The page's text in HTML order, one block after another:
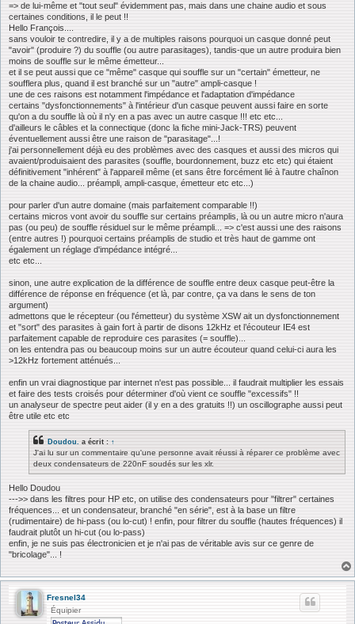
=> de lui-même et "tout seul" évidemment pas, mais dans une chaine audio et sous
certaines conditions, il le peut !!
Hello François....
sans vouloir te contredire, il y a de multiples raisons pourquoi un casque donné peut
"avoir" (produire ?) du souffle (ou autre parasitages), tandis-que un autre produira bien
moins de souffle sur le même émetteur...
et il se peut aussi que ce "même" casque qui souffle sur un "certain" émetteur, ne
soufflera plus, quand il est branché sur un "autre" ampli-casque !
une de ces raisons est notamment l'impédance et l'adaptation d'impédance
certains "dysfonctionnements" à l'intérieur d'un casque peuvent aussi faire en sorte
qu'on a du souffle là où il n'y en a pas avec un autre casque !!! etc etc...
d'ailleurs le câbles et la connectique (donc la fiche mini-Jack-TRS) peuvent
éventuellement aussi être une raison de "parasitage"...!
j'ai personnellement déjà eu des problèmes avec des casques et aussi des micros qui
avaient/produisaient des parasites (souffle, bourdonnement, buzz etc etc) qui étaient
définitivement "inhérent" à l'appareil même (et sans être forcément lié à l'autre chaînon
de la chaine audio... préampli, ampli-casque, émetteur etc etc...)
pour parler d'un autre domaine (mais parfaitement comparable !!)
certains micros vont avoir du souffle sur certains préamplis, là ou un autre micro n'aura
pas (ou peu) de souffle résiduel sur le même préampli... => c'est aussi une des raisons
(entre autres !) pourquoi certains préamplis de studio et très haut de gamme ont
également un réglage d'impédance intégré...
etc etc...
sinon, une autre explication de la différence de souffle entre deux casque peut-être la
différence de réponse en fréquence (et là, par contre, ça va dans le sens de ton
argument)
admettons que le récepteur (ou l'émetteur) du système XSW ait un dysfonctionnement
et "sort" des parasites à gain fort à partir de disons 12kHz et l’écouteur IE4 est
parfaitement capable de reproduire ces parasites (= souffle)...
on les entendra pas ou beaucoup moins sur un autre écouteur quand celui-ci aura les
>12kHz fortement atténués...
enfin un vrai diagnostique par internet n'est pas possible... il faudrait multiplier les essais
et faire des tests croisés pour déterminer d'où vient ce souffle "excessifs" !!
un analyseur de spectre peut aider (il y en a des gratuits !!) un oscillographe aussi peut
être utile etc etc
Doudou. a écrit : ↑
J'ai lu sur un commentaire qu'une personne avait réussi à réparer ce problème avec
deux condensateurs de 220nF soudés sur les xlr.
Hello Doudou
--->> dans les filtres pour HP etc, on utilise des condensateurs pour "filtrer" certaines
fréquences... et un condensateur, branché "en série", est à la base un filtre
(rudimentaire) de hi-pass (ou lo-cut) ! enfin, pour filtrer du souffle (hautes fréquences) il
faudrait plutôt un hi-cut (ou lo-pass)
enfin, je ne suis pas électronicien et je n'ai pas de véritable avis sur ce genre de
"bricolage"... !
Fresnel34
Équipier